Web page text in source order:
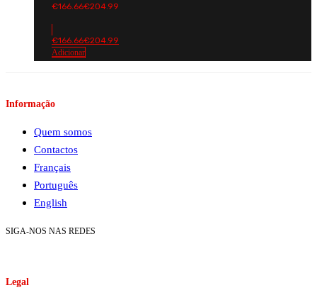
€166.66€204.99
€166.66€204.99
Adicionar
Informação
Quem somos
Contactos
Français
Português
English
SIGA-NOS NAS REDES
Legal